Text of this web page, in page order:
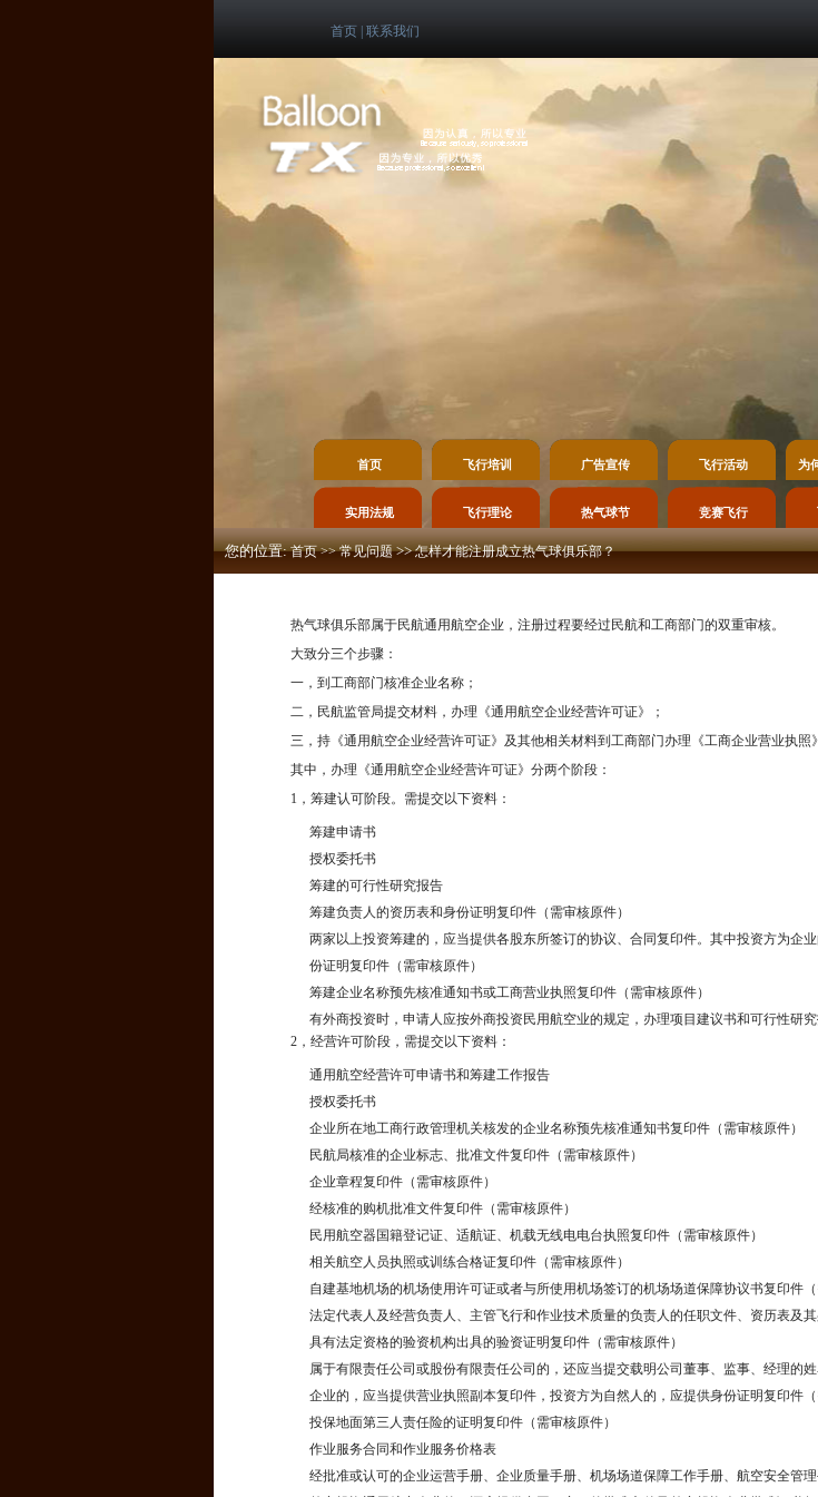
首页 联系我们
首页 飞行培训 广告宣传 飞行活动 为
实用法规 飞行理论 热气球节 竞赛飞行
您的位置:首页>>常见问题>>怎样才能注册成立热气球俱乐部？
热气球俱乐部属于民航通用航空企业，注册过程要经过民航和工商部门的双重审核。
大致分三个步骤：
一，到工商部门核准企业名称；
二，民航监管局提交材料，办理《通用航空企业经营许可证》；
三，持《通用航空企业经营许可证》及其他相关材料到工商部门办理《工商企业营业执照
其中，办理《通用航空企业经营许可证》分两个阶段：
1，筹建认可阶段。需提交以下资料：
筹建申请书
授权委托书
筹建的可行性研究报告
筹建负责人的资历表和身份证明复印件（需审核原件）
两家以上投资筹建的，应当提供各股东所签订的协议、合同复印件。其中投资方为企
份证明复印件（需审核原件）
筹建企业名称预先核准通知书或工商营业执照复印件（需审核原件）
有外商投资时，申请人应按外商投资民用航空业的规定，办理项目建议书和可行性研
2，经营许可阶段，需提交以下资料：
通用航空经营许可申请书和筹建工作报告
授权委托书
企业所在地工商行政管理机关核发的企业名称预先核准通知书复印件（需审核原件）
民航局核准的企业标志、批准文件复印件（需审核原件）
企业章程复印件（需审核原件）
经核准的购机批准文件复印件（需审核原件）
民用航空器国籍登记证、适航证、机载无线电电台执照复印件（需审核原件）
相关航空人员执照或训练合格证复印件（需审核原件）
自建基地机场的机场使用许可证或者与所使用机场签订的机场场道保障协议书复印件（
法定代表人及经营负责人、主管飞行和作业技术质量的负责人的任职文件、资历表及其
具有法定资格的验资机构出具的验资证明复印件（需审核原件）
属于有限责任公司或股份有限责任公司的，还应当提交载明公司董事、监事、经理的
企业的，应当提供营业执照副本复印件，投资方为自然人的，应提供身份证明复印件（
投保地面第三人责任险的证明复印件（需审核原件）
作业服务合同和作业服务价格表
经批准或认可的企业运营手册、企业质量手册、机场场道保障工作手册、航空安全管